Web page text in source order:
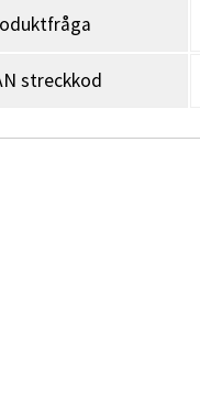
streckkod